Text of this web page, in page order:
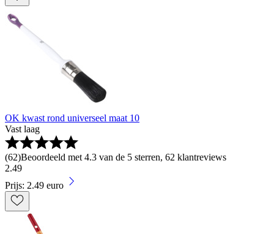
OK kwast rond universeel maat 10
Vast laag
(62)Beoordeeld met 4.3 van de 5 sterren, 62 klantreviews
2.49
Prijs: 2.49 euro